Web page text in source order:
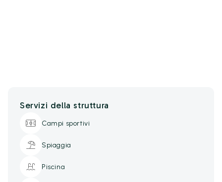
Servizi della struttura
Campi sportivi
Spiaggia
Piscina